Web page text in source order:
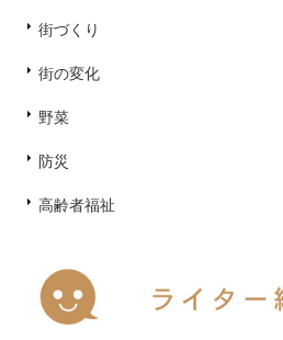
街づくり
街の変化
野菜
防災
高齢者福祉